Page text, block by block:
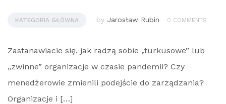
KATEGORIA GŁÓWNA by Jarosław Rubin 0 COMMENTS
Zastanawiacie się, jak radzą sobie „turkusowe” lub
„zwinne” organizacje w czasie pandemii? Czy
menedżerowie zmienili podejście do zarządzania?
Organizacje i […]